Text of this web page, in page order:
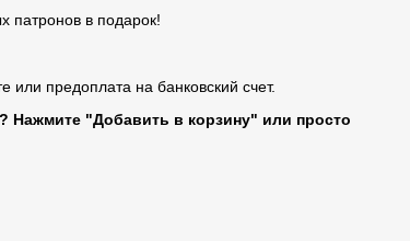
патронов в подарок!
предоплата на банковский счет.
Нажмите "Добавить в корзину" или просто